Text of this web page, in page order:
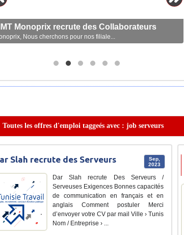
Monoprix recrute des Collaborateurs
Nous cherchons pour nos filiale...
Toutes les offres d'emploi taggeés avec : job serveurs
Sep,
2023
Slah recrute des Serveurs
Dar Slah recrute Des Serveurs /
Serveuses Exigences Bonnes capacités
de communication en français et en
anglais Comment postuler Merci
d’envoyer votre CV par mail Ville › Tunis
Nom / Entreprise › ...